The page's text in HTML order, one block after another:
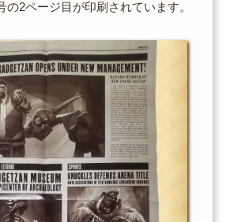
の2ページ目が印刷されています。